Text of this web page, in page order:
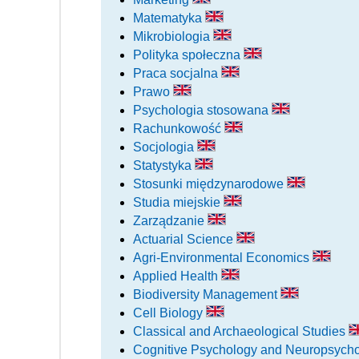
Matematyka
Mikrobiologia
Polityka społeczna
Praca socjalna
Prawo
Psychologia stosowana
Rachunkowość
Socjologia
Statystyka
Stosunki międzynarodowe
Studia miejskie
Zarządzanie
Actuarial Science
Agri-Environmental Economics
Applied Health
Biodiversity Management
Cell Biology
Classical and Archaeological Studies
Cognitive Psychology and